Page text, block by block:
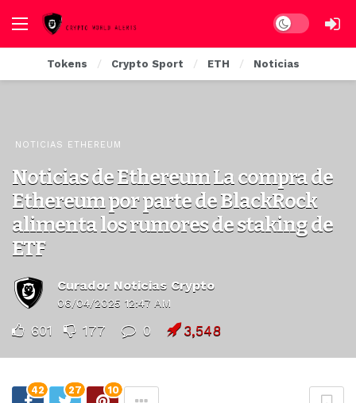
Dark mode
Tokens Crypto Sport ETH Noticias
NOTICIAS ETHEREUM
Noticias de Ethereum La compra de
Ethereum por parte de BlackRock
alimenta los rumores de staking de
ETF
Curador Noticias Crypto
06/04/2025 12:47 AM
601 177 0 3,548
42 27 10